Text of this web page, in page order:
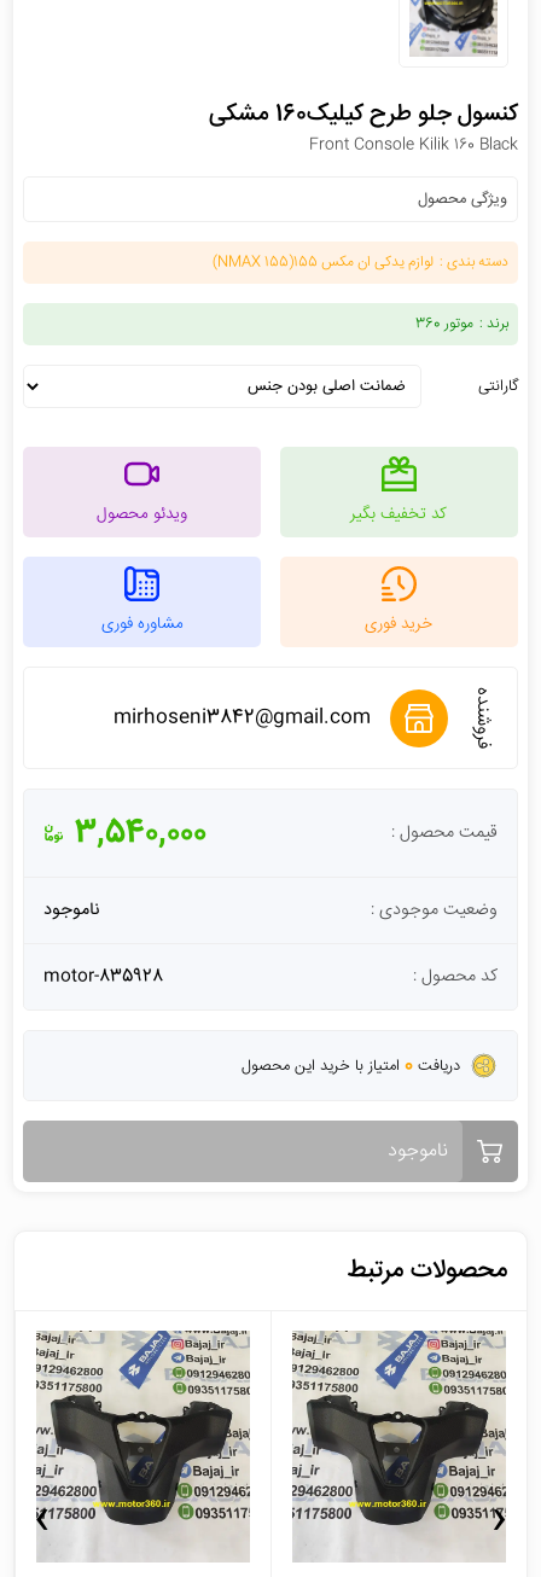
کنسول جلو طرح کیلیک160 مشکی
Front Console Kilik 160 Black
ویژگی محصول
دسته بندی : لوازم یدکی ان مکس 155(NMAX 155)
برند : موتور 360
گارانتی
کد تخفیف بگیر ویدئو محصول
خرید فوری مشاوره فوری
فروشنده mirhoseni3842@gmail.com
قیمت محصول : 3,540,000
وضعیت موجودی : ناموجود
کد محصول : motor-835928
دریافت 0امتیاز با خرید این محصول
ناموجود
محصولات مرتبط
‹
›